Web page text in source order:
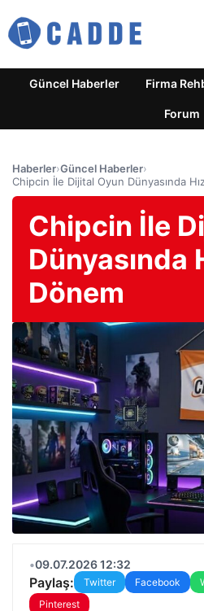
Güncel Haberler Firma
Forum
Haberler›Güncel Haberler›
Chipcin İle Dijital Oyun Dünyasında
Chipcin İle
Dünyasında
Dönem
•09.07.2026 12:32
Paylaş: Twitter Facebook
Pinterest